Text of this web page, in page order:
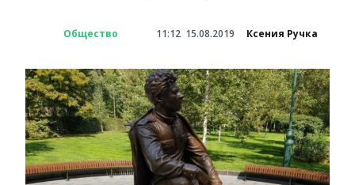
Общество 11:12 15.08.2019 Ксения Ручка